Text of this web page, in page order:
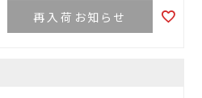
再入荷お知らせ